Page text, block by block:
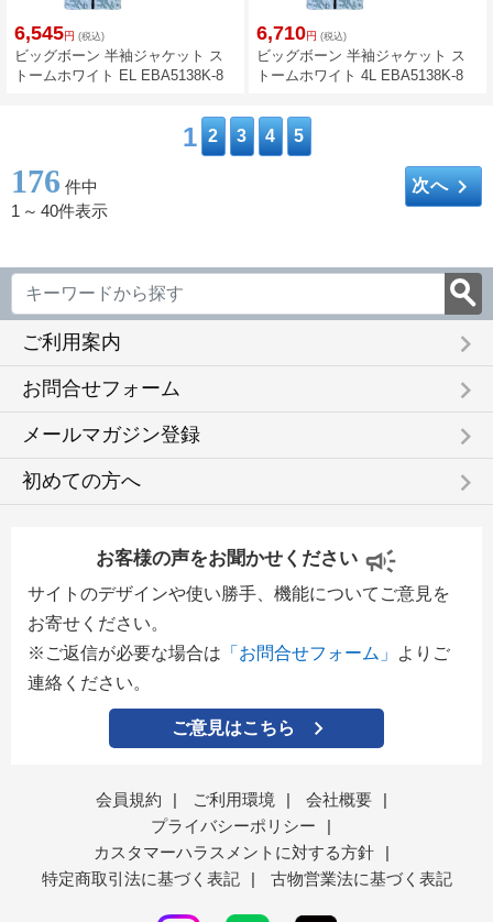
6,545円 (税込)
ビッグボーン 半袖ジャケット ス
トームホワイト EL EBA5138K-8
6,710円 (税込)
ビッグボーン 半袖ジャケット ス
トームホワイト 4L EBA5138K-8
1 2 3 4 5
176 件中
1 ～ 40件表示
次へkeyboard_arrow_right
ご利用案内 keyboard_arrow_right
お問合せフォーム keyboard_arrow_right
メールマガジン登録 keyboard_arrow_right
初めての方へ keyboard_arrow_right
お客様の声をお聞かせください
サイトのデザインや使い勝手、機能についてご意見を
お寄せください。
※ご返信が必要な場合は 「お問合せフォーム」
よりご
連絡ください。
ご意見はこちら
会員規約 | ご利用環境 | 会社概要
|
プライバシーポリシー
|
カスタマーハラスメントに対する方針
|
特定商取引法に基づく表記
| 古物営業法に基づく表記